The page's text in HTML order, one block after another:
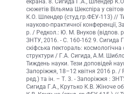
екрана. 8. Сигида Г.А., Шлендер К.О.
сюжетів Вільяма Шекспіра у
К.О. Шлендер (студ.гр.ФЕУ-113) //
науково-практичної конференції,
р. / Редкол.: Ю. М. Внуков (відпов.
ЗНТУ, 2016. - С. 160-162 9. Сигида
скіфська пектораль: космологічна
структури / Г.А. Сигида, А.М.
Тиждень науки. Тези доповідей
Запоріжжя, 18–12 квітня 2016 р. /
ред.) та ін. – Т. 3. - Запоріжжя :
Сигида Г.А., Крутько К.В. Жіноче